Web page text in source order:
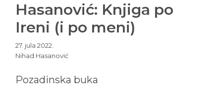
Hasanović: Knjiga po
Ireni (i po meni)
27. jula 2022.
Nihad Hasanović
Pozadinska buka